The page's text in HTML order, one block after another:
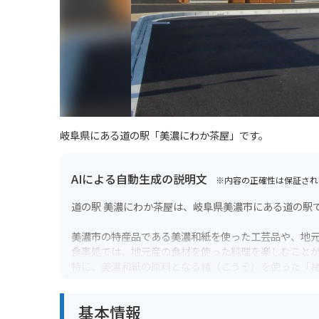
岐阜県にある道の駅「美濃にわか茶屋」です。
AIによる自動生成の説明文 ※内容の正確性は保証さ
道の駅 美濃にわか茶屋は、岐阜県美濃市にある道の駅
美濃市の特産品である美濃和紙を使った工芸品や、地
食事処では、地元産の食材を使った料理を楽しむこと
また、道の駅から少し足を延ばせば、うだつの上が
基本情報